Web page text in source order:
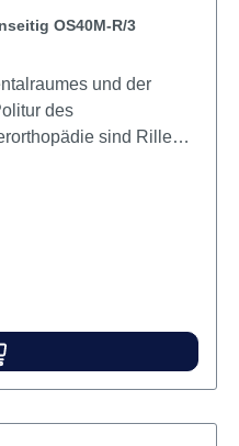
OS40M-R/3
und der
des
sind Rillen
Körnung,
Strips eine rasche
mit
möglich. Inhalt